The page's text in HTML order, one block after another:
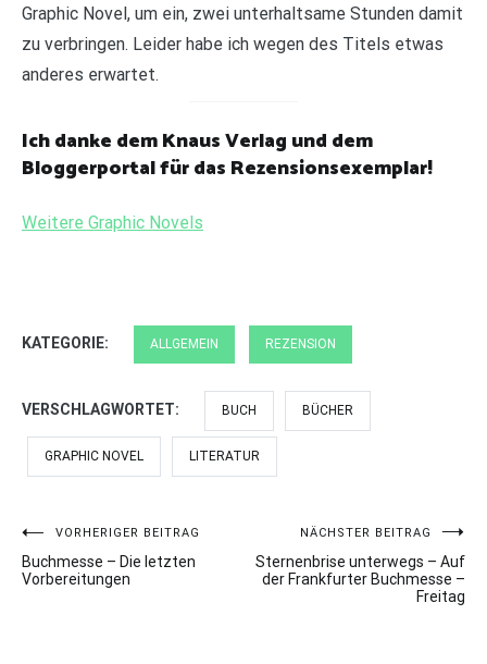
Graphic Novel, um ein, zwei unterhaltsame Stunden damit
zu verbringen. Leider habe ich wegen des Titels etwas
anderes erwartet.
Ich danke dem Knaus Verlag und dem
Bloggerportal für das Rezensionsexemplar!
Weitere Graphic Novels
KATEGORIE: ALLGEMEIN REZENSION
VERSCHLAGWORTET: BUCH BÜCHER
GRAPHIC NOVEL LITERATUR
Beitragsnavigation
VORHERIGER BEITRAG
Buchmesse – Die letzten
Vorbereitungen
NÄCHSTER BEITRAG
Sternenbrise unterwegs – Auf
der Frankfurter Buchmesse –
Freitag